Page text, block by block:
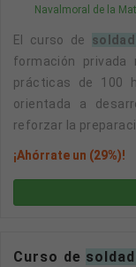
Navalmoral de la
El curso de
formación
prácticas de 100
orientada a
reforzar la
¡Ahórrate un (29%)!
Curso de